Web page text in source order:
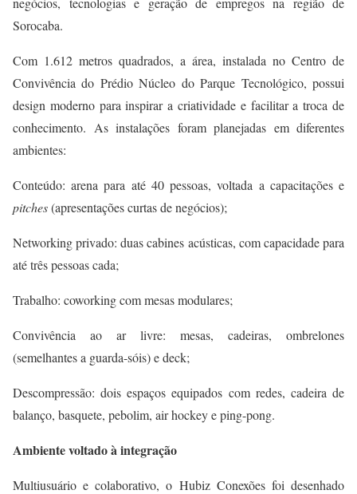
Sorocaba.
Com 1.612 metros quadrados, a área, instalada no Centro de
Convivência do Prédio Núcleo do Parque Tecnológico, possui
design moderno para inspirar a criatividade e facilitar a troca de
conhecimento. As instalações foram planejadas em diferentes
ambientes:
Conteúdo: arena para até 40 pessoas, voltada a capacitações e
pitches(apresentações curtas de negócios);
Networking privado: duas cabines acústicas, com capacidade para
até três pessoas cada;
Trabalho: coworking com mesas modulares;
Convivência ao ar livre: mesas, cadeiras, ombrelones
(semelhantes a guarda-sóis) e deck;
Descompressão: dois espaços equipados com redes, cadeira de
balanço, basquete, pebolim, air hockey e ping-pong.
Ambiente voltado à integração
Multiusuário e colaborativo, o Hubiz Conexões foi desenhado